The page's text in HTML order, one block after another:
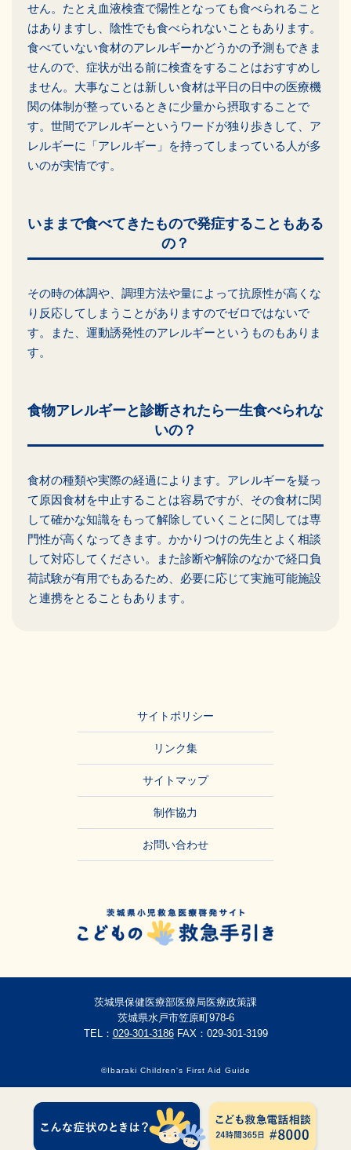
せん。たとえ血液検査で陽性となっても食べられること
はありますし、陰性でも食べられないこともあります。
食べていない食材のアレルギーかどうかの予測もできま
せんので、症状が出る前に検査をすることはおすすめし
ません。大事なことは新しい食材は平日の日中の医療機
関の体制が整っているときに少量から摂取することで
す。世間でアレルギーというワードが独り歩きして、ア
レルギーに「アレルギー」を持ってしまっている人が多
いのが実情です。
いままで食べてきたもので発症することもある
の？
その時の体調や、調理方法や量によって抗原性が高くな
り反応してしまうことがありますのでゼロではないで
す。また、運動誘発性のアレルギーというものもありま
す。
食物アレルギーと診断されたら一生食べられな
いの？
食材の種類や実際の経過によります。アレルギーを疑っ
て原因食材を中止することは容易ですが、その食材に関
して確かな知識をもって解除していくことに関しては専
門性が高くなってきます。かかりつけの先生とよく相談
して対応してください。また診断や解除のなかで経口負
荷試験が有用でもあるため、必要に応じて実施可能施設
と連携をとることもあります。
サイトポリシー
リンク集
サイトマップ
制作協力
お問い合わせ
茨城県保健医療部医療局医療政策課
茨城県水戸市笠原町978-6
TEL： 029-301-3186FAX：029-301-3199
©Ibaraki Children's First Aid Guide